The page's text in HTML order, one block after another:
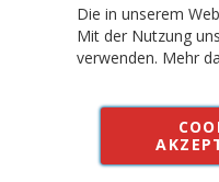
Vertrag widerrufen
Alle Preise inkl.
Die in unserem
Mit der Nutzung
verwenden. Mehr